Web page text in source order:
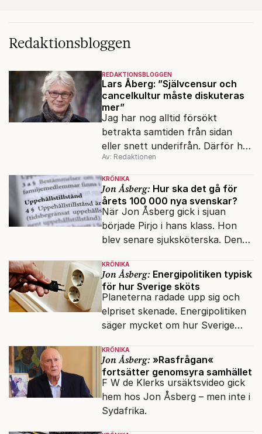
Redaktionsbloggen
REDAKTIONSBLOGGEN
Lars Åberg: ”Självcensur och
cancelkultur måste diskuteras
mer”
Jag har nog alltid försökt
betrakta samtiden från sidan
eller snett underifrån. Därför har
mina reportage ofta handlat om
minoriteter och
värderingskonflikter, säger Lars
Åberg, ny krönikör på Fokus.
Av: Redaktionen
KRÖNIKA
Jon Åsberg: Hur ska det gå för
årets 100 000 nya svenskar?
När Jon Åsberg gick i sjuan
började Pirjo i hans klass. Hon
blev senare sjuksköterska. Den
för många av dagens nya
svenskar.
KRÖNIKA
Jon Åsberg: Energipolitiken typisk
för hur Sverige sköts
Planeterna radade upp sig och
elpriset skenade. Energipolitiken
säger mycket om hur Sverige
KRÖNIKA
Jon Åsberg: »Rasfrågan«
fortsätter genomsyra samhället
F W de Klerks ursäktsvideo gick
hem hos Jon Åsberg – men inte i
Sydafrika.